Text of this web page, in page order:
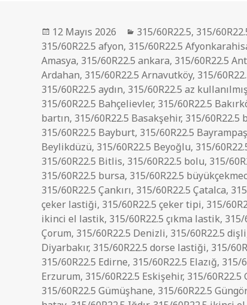
Yayın
tarihi
12 Mayıs 2026 Kategoriler
315/60R22.5, 315/
315/60R22.5 afyon, 315/60R22.5
Amasya, 315/60R22.5 ankara, 315/60R22.5
Ardahan, 315/60R22.5 Arnavutköy, 315/
315/60R22.5 aydın, 315/60R22.5 az
315/60R22.5 Bahçelievler, 315/60R22.5
bartın, 315/60R22.5 Basakşehir, 315/60R22.5
315/60R22.5 Bayburt, 315/60R22.5
Beylikdüzü, 315/60R22.5 Beyoğlu, 315/
315/60R22.5 Bitlis, 315/60R22.5 bolu, 315/
315/60R22.5 bursa, 315/60R22.5
315/60R22.5 Çankırı, 315/60R22.5 Çatalca,
çeker lastiği, 315/60R22.5 çeker tipi, 315/
ikinci el lastik, 315/60R22.5 çıkma lastik, 315/
Çorum, 315/60R22.5 Denizli, 315/60R22.5 dişli
Diyarbakır, 315/60R22.5 dorse lastiği, 315/
315/60R22.5 Edirne, 315/60R22.5 Elazığ, 315/
Erzurum, 315/60R22.5 Eskişehir, 315/60R22.5
315/60R22.5 Gümüşhane, 315/60R22.5